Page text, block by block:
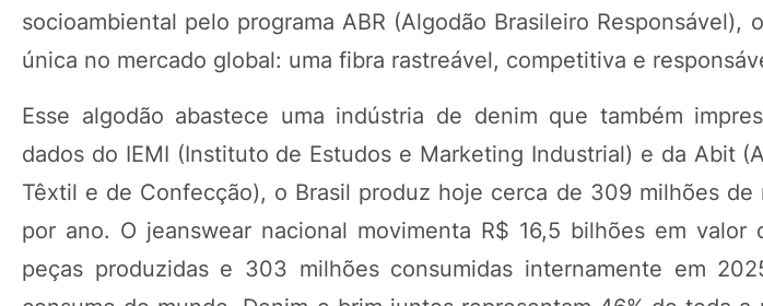
socioambiental pelo programa ABR (Algodão Brasileiro Responsável),
única no mercado global: uma fibra rastreável, competitiva e
Esse algodão abastece uma indústria de denim que também
dados do IEMI (Instituto de Estudos e Marketing Industrial) e da Abit
Têxtil e de Confecção), o Brasil produz hoje cerca de 309 milhões
por ano. O jeanswear nacional movimenta R$ 16,5 bilhões em
peças produzidas e 303 milhões consumidas internamente em